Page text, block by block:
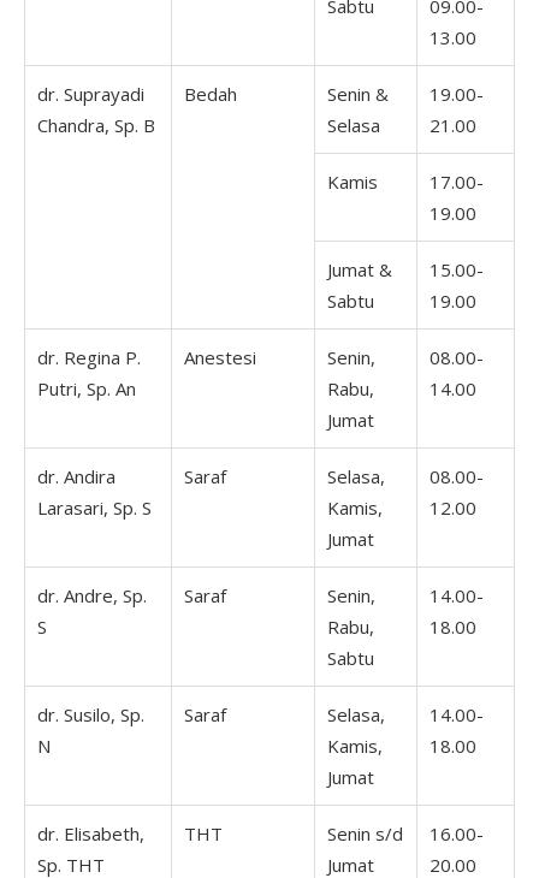
Sabtu
09.00-
13.00
dr. Suprayadi
Chandra, Sp. B
Bedah
Senin &
Selasa
19.00-
21.00
Kamis
17.00-
19.00
Jumat &
Sabtu
15.00-
19.00
dr. Regina P.
Putri, Sp. An
Anestesi
Senin,
Rabu,
Jumat
08.00-
14.00
dr. Andira
Larasari, Sp. S
Saraf
Selasa,
Kamis,
Jumat
08.00-
12.00
dr. Andre, Sp.
S
Saraf
Senin,
Rabu,
Sabtu
14.00-
18.00
dr. Susilo, Sp.
N
Saraf
Selasa,
Kamis,
Jumat
14.00-
18.00
dr. Elisabeth,
Sp. THT
THT
Senin s/d
Jumat
16.00-
20.00